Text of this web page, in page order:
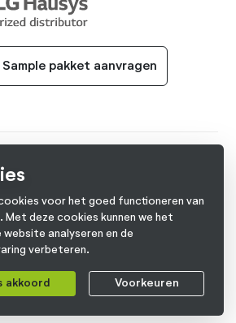
Sample pakket aanvragen
voor het goed functioneren van
Met deze cookies kunnen we het
website analyseren en de
verbeteren.
akkoord Voorkeuren